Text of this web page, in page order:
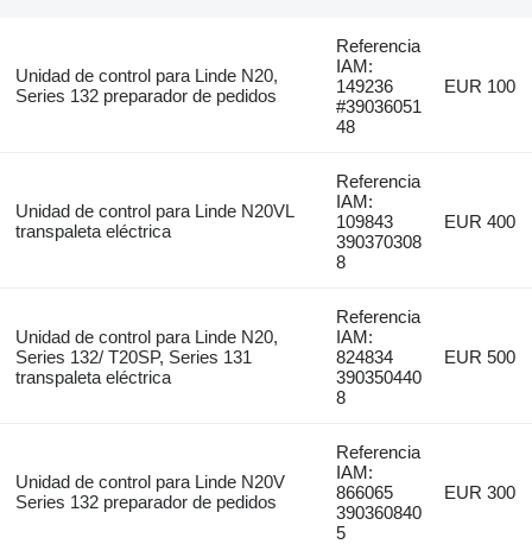
Unidad de control para Linde N20,
Series 132 preparador de pedidos
Referencia
IAM:
149236
#39036051
48
EUR 100
Unidad de control para Linde N20VL
transpaleta eléctrica
Referencia
IAM:
109843
390370308
8
EUR 400
Unidad de control para Linde N20,
Series 132/ T20SP, Series 131
transpaleta eléctrica
Referencia
IAM:
824834
390350440
8
EUR 500
Unidad de control para Linde N20V
Series 132 preparador de pedidos
Referencia
IAM:
866065
390360840
5
EUR 300